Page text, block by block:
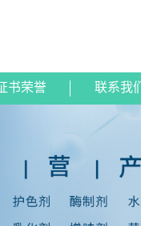
书荣誉 联系我们